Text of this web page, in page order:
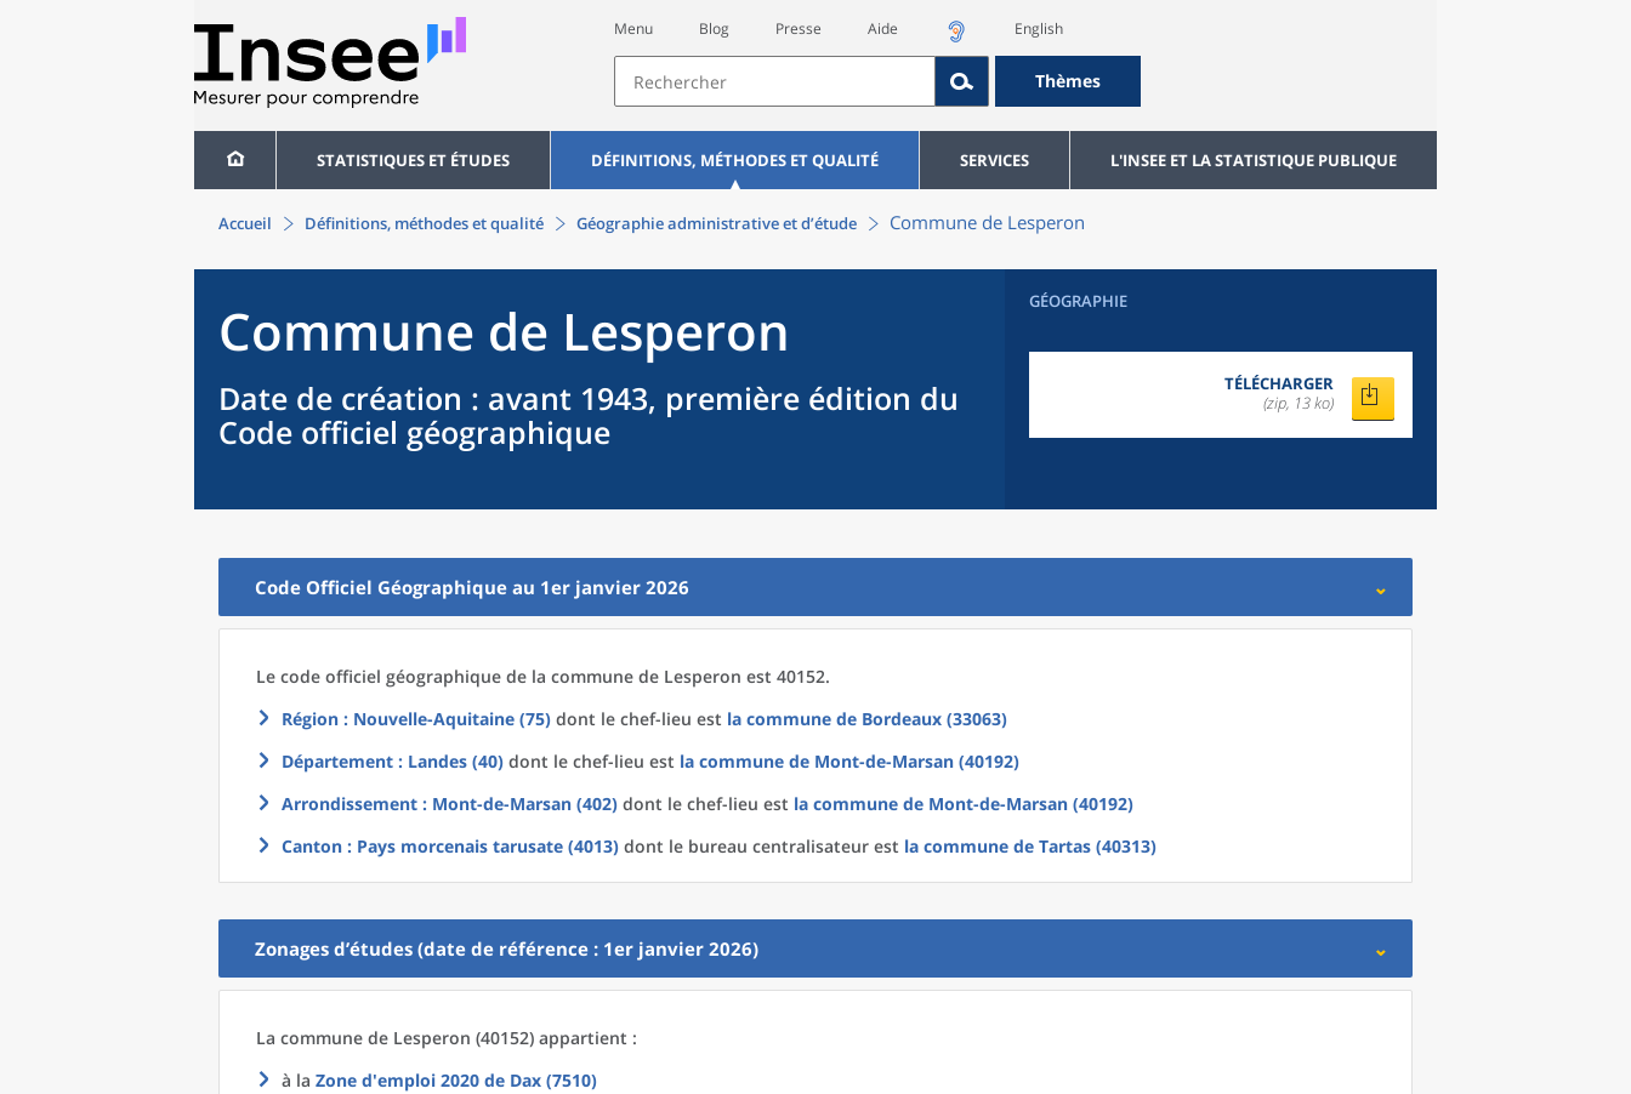
Menu Blog Presse Aide English
Thèmes
STATISTIQUES ET ÉTUDES DÉFINITIONS, MÉTHODES ET QUALITÉ SERVICES L'INSEE ET LA STATISTIQUE PUBLIQUE
Accueil Définitions, méthodes et qualité Géographie administrative et d’étude Commune de Lesperon
Commune de Lesperon
Date de création : avant 1943, première édition du
Code officiel géographique
GÉOGRAPHIE
TÉLÉCHARGER
(zip, 13 ko)
Code Officiel Géographique au 1er janvier 2026
Le code officiel géographique de la commune de Lesperon est 40152.
Région : Nouvelle-Aquitaine (75) dont le chef-lieu est la commune de Bordeaux (33063)
Département : Landes (40) dont le chef-lieu est la commune de Mont-de-Marsan (40192)
Arrondissement : Mont-de-Marsan (402) dont le chef-lieu est la commune de Mont-de-Marsan (40192)
Canton : Pays morcenais tarusate (4013) dont le bureau centralisateur est la commune de Tartas (40313)
Zonages d’études (date de référence : 1er janvier 2026)
La commune de Lesperon (40152) appartient :
à la Zone d'emploi 2020 de Dax (7510)